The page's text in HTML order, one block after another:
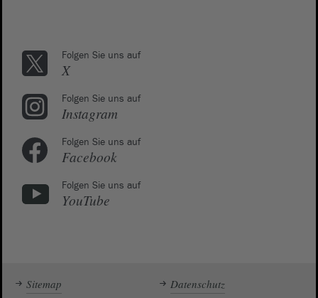
Folgen Sie uns auf
X
Folgen Sie uns auf
Instagram
Folgen Sie uns auf
Facebook
Folgen Sie uns auf
YouTube
Sitemap Datenschutz